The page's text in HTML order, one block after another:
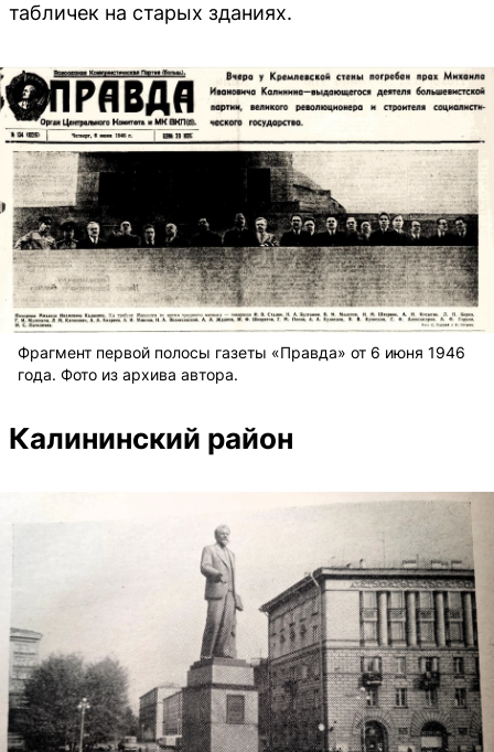
табличек на старых зданиях.
Фрагмент первой полосы газеты «Правда» от 6 июня 1946
года. Фото из архива автора.
Калининский район